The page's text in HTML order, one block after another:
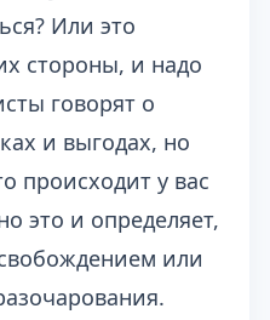
Или это
стороны, и надо
говорят о
и выгодах, но
происходит у вас
это и определяет,
или